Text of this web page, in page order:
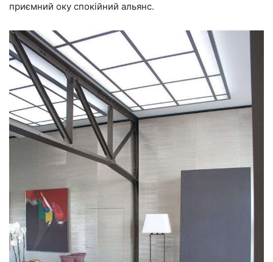
приємний оку спокійний альянс.